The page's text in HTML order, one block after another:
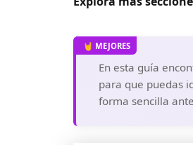
En esta guía
para que puedas
forma sencilla